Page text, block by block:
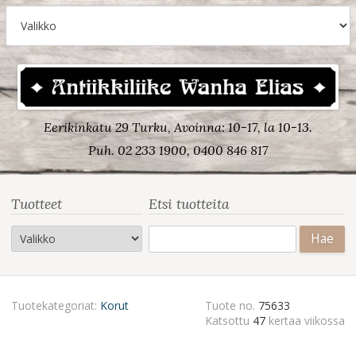
Eerikinkatu 29 Turku, Avoinna: 10-17, la 10-13.
Puh. 02 233 1900, 0400 846 817
Tuotteet Etsi tuotteita
Tuotekategoriat: Korut Tuote no. 75633
Katsottu 47 kertaa viikossa